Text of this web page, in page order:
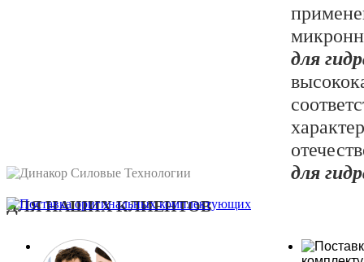
для
для
ДЛЯ НАШИХ КЛИЕНТОВ